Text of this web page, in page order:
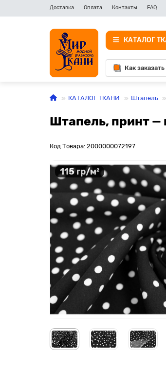
Доставка Оплата Контакты FAQ
КАТАЛОГ
Как
КАТАЛОГ ТКАНИ Штапель
Штапель, принт —
Код Товара: 2000000072197
115 гр/м²